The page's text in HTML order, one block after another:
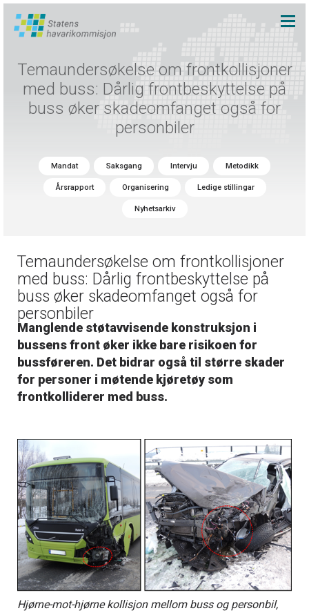
Temaundersøkelse om frontkollisjoner
med buss: Dårlig frontbeskyttelse på
buss øker skadeomfanget også for
personbiler
Mandat Saksgang Intervju Metodikk
Årsrapport Organisering Ledige stillingar
Nyhetsarkiv
Temaundersøkelse om frontkollisjoner
med buss: Dårlig frontbeskyttelse på
buss øker skadeomfanget også for
personbiler
Manglende støtavvisende konstruksjon i
bussens front øker ikke bare risikoen for
bussføreren. Det bidrar også til større skader
for personer i møtende kjøretøy som
frontkolliderer med buss.
Hjørne-mot-hjørne kollisjon mellom buss og personbil,